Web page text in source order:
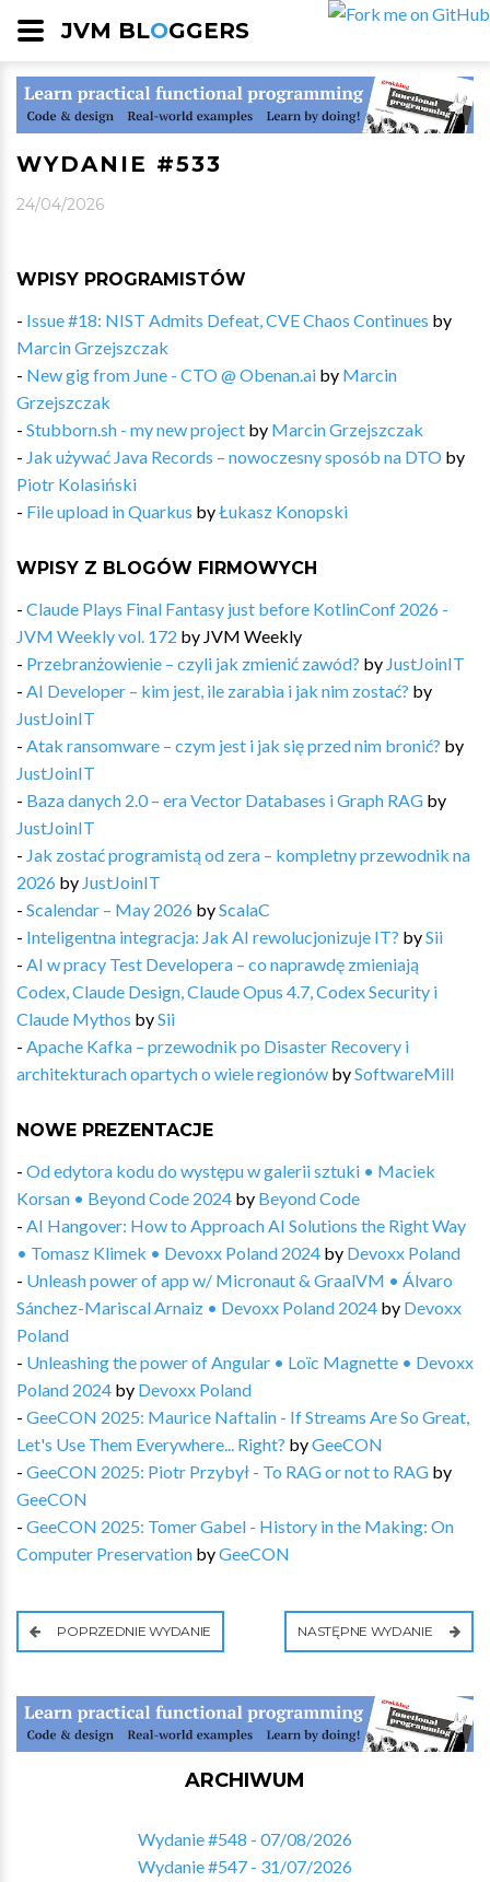
JVM BLOGGERS
WYDANIE #533
24/04/2026
WPISY PROGRAMISTÓW
- Issue #18: NIST Admits Defeat, CVE Chaos Continues by
Marcin Grzejszczak
- New gig from June - CTO @ Obenan.ai by Marcin
Grzejszczak
- Stubborn.sh - my new project by Marcin Grzejszczak
- Jak używać Java Records – nowoczesny sposób na DTO by
Piotr Kolasiński
- File upload in Quarkus byŁukasz Konopski
WPISY Z BLOGÓW FIRMOWYCH
- Claude Plays Final Fantasy just before KotlinConf 2026 -
JVM Weekly vol. 172 by JVM Weekly
- Przebranżowienie – czyli jak zmienić zawód? by JustJoinIT
- AI Developer – kim jest, ile zarabia i jak nim zostać? by
JustJoinIT
- Atak ransomware – czym jest i jak się przed nim bronić? by
JustJoinIT
- Baza danych 2.0 – era Vector Databases i Graph RAG by
JustJoinIT
- Jak zostać programistą od zera – kompletny przewodnik na
2026 by JustJoinIT
- Scalendar – May 2026 byScalaC
- Inteligentna integracja: Jak AI rewolucjonizuje IT? bySii
- AI w pracy Test Developera – co naprawdę zmieniają
Codex, Claude Design, Claude Opus 4.7, Codex Security i
Claude Mythos bySii
- Apache Kafka – przewodnik po Disaster Recovery i
architekturach opartych o wiele regionów bySoftwareMill
NOWE PREZENTACJE
- Od edytora kodu do występu w galerii sztuki • Maciek
Korsan • Beyond Code 2024 by Beyond Code
- AI Hangover: How to Approach AI Solutions the Right Way
• Tomasz Klimek • Devoxx Poland 2024 by Devoxx Poland
- Unleash power of app w/ Micronaut & GraalVM • Álvaro
Sánchez-Mariscal Arnaiz • Devoxx Poland 2024 by Devoxx
Poland
- Unleashing the power of Angular • Loïc Magnette • Devoxx
Poland 2024 by Devoxx Poland
- GeeCON 2025: Maurice Naftalin - If Streams Are So Great,
Let's Use Them Everywhere... Right? byGeeCON
- GeeCON 2025: Piotr Przybył - To RAG or not to RAG by
GeeCON
- GeeCON 2025: Tomer Gabel - History in the Making: On
Computer Preservation byGeeCON
POPRZEDNIE WYDANIE NASTĘPNE WYDANIE
ARCHIWUM
Wydanie #548 - 07/08/2026
Wydanie #547 - 31/07/2026